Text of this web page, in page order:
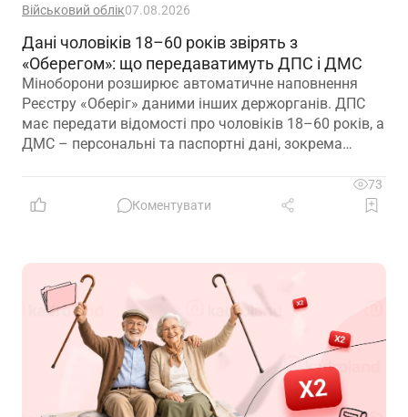
Військовий облік07.08.2026
Дані чоловіків 18–60 років звірять з
«Оберегом»: що передаватимуть ДПС і ДМС
Міноборони розширює автоматичне наповнення
Реєстру «Оберіг» даними інших держорганів. ДПС
має передати відомості про чоловіків 18–60 років, а
ДМС – персональні та паспортні дані, зокрема
73
Коментувати